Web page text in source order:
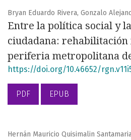
Bryan Eduardo Rivera, Gonzalo
Entre la política social y
ciudadana: rehabilitación
periferia metropolitana
https://doi.org/10.46652/
PDF EPUB
Hernán Mauricio Quisimalin